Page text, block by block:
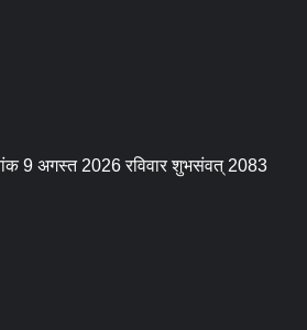
9 अगस्त 2026 रविवार शुभसंवत् 2083